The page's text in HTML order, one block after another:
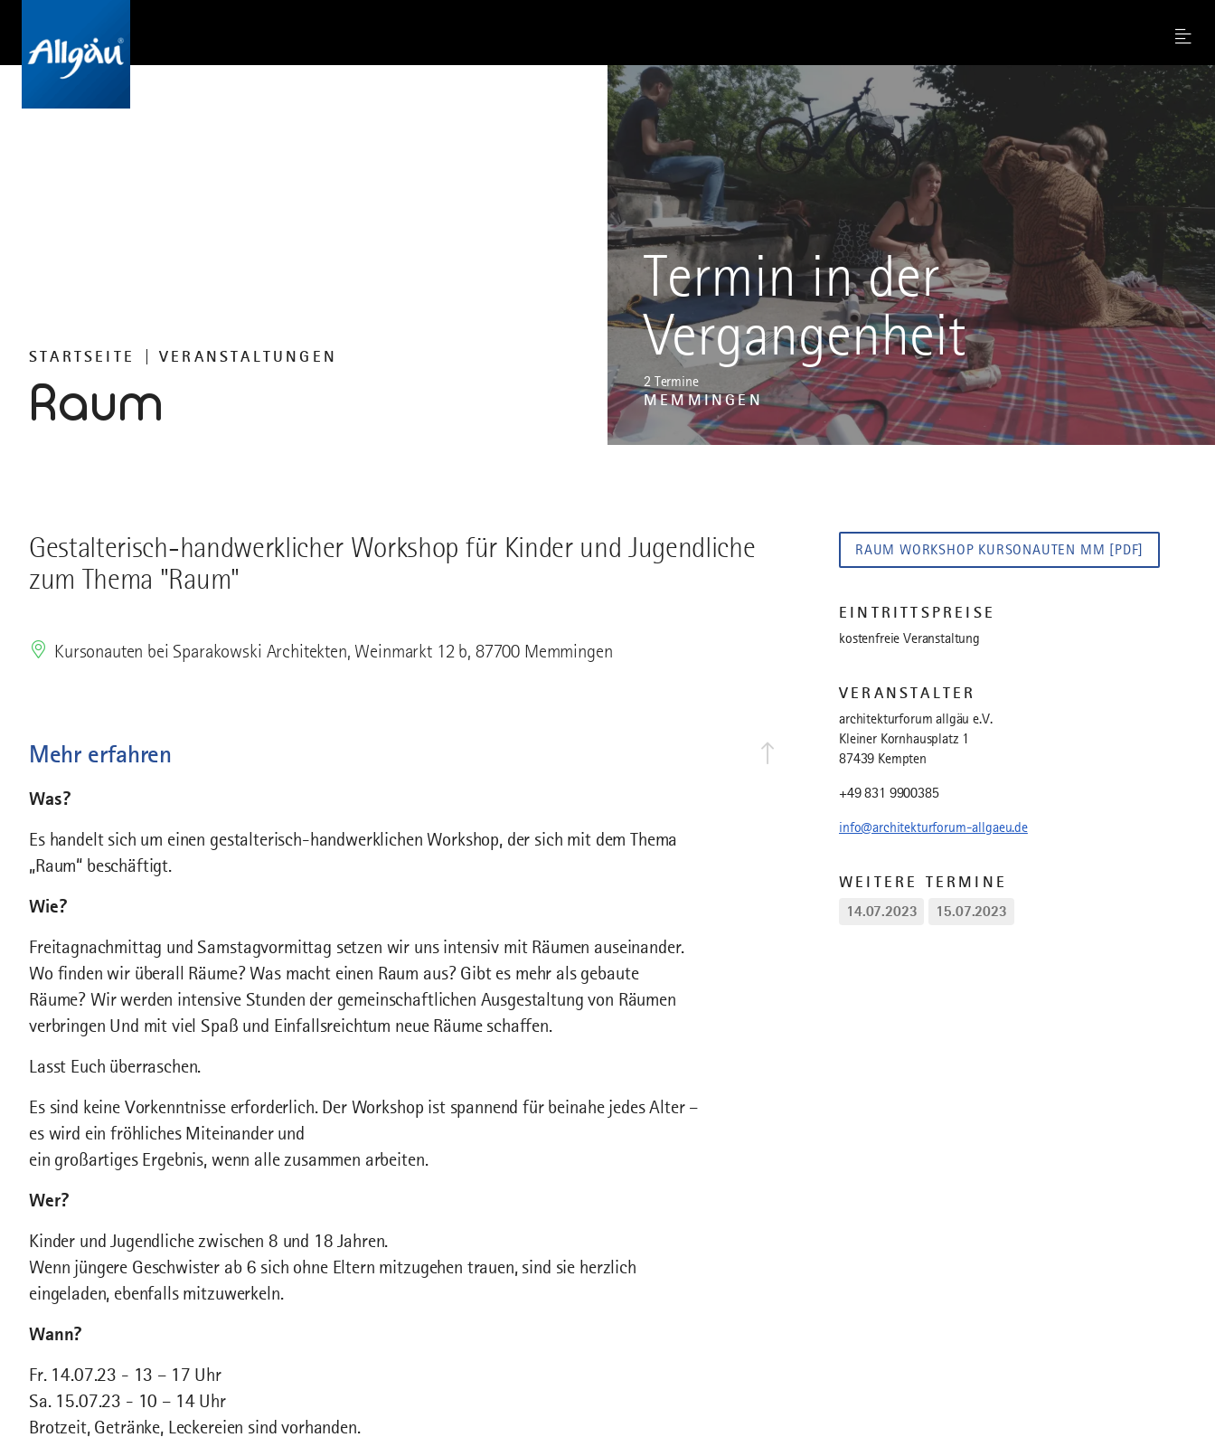
Menu
STARTSEITE VERANSTALTUNGEN
Raum
Termin in der
Vergangenheit
2 Termine
MEMMINGEN
Gestalterisch-handwerklicher Workshop für Kinder und Jugendliche
zum Thema "Raum"
Kursonauten bei Sparakowski Architekten, Weinmarkt 12 b, 87700 Memmingen
Mehr erfahren
Was?
Es handelt sich um einen gestalterisch-handwerklichen Workshop, der sich mit dem Thema
„Raum“ beschäftigt.
Wie?
Freitagnachmittag und Samstagvormittag setzen wir uns intensiv mit Räumen auseinander.
Wo finden wir überall Räume? Was macht einen Raum aus? Gibt es mehr als gebaute
Räume? Wir werden intensive Stunden der gemeinschaftlichen Ausgestaltung von Räumen
verbringen Und mit viel Spaß und Einfallsreichtum neue Räume schaffen.
Lasst Euch überraschen.
Es sind keine Vorkenntnisse erforderlich. Der Workshop ist spannend für beinahe jedes Alter –
es wird ein fröhliches Miteinander und
ein großartiges Ergebnis, wenn alle zusammen arbeiten.
Wer?
Kinder und Jugendliche zwischen 8 und 18 Jahren.
Wenn jüngere Geschwister ab 6 sich ohne Eltern mitzugehen trauen, sind sie herzlich
eingeladen, ebenfalls mitzuwerkeln.
Wann?
Fr. 14.07.23 - 13 – 17 Uhr
Sa. 15.07.23 - 10 – 14 Uhr
Brotzeit, Getränke, Leckereien sind vorhanden.
RAUM WORKSHOP KURSONAUTEN MM [PDF]
EINTRITTSPREISE
kostenfreie Veranstaltung
VERANSTALTER
architekturforum allgäu e.V.
Kleiner Kornhausplatz 1
87439 Kempten
+49 831 9900385
info@architekturforum-allgaeu.de
WEITERE TERMINE
14.07.2023 15.07.2023